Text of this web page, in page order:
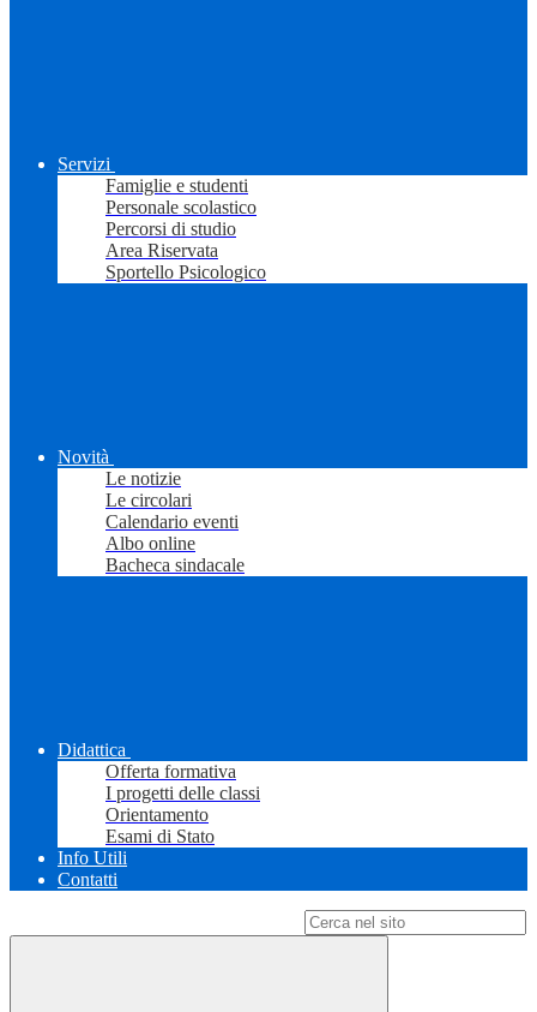
Servizi
Famiglie e studenti
Personale scolastico
Percorsi di studio
Area Riservata
Sportello Psicologico
Novità
Le notizie
Le circolari
Calendario eventi
Albo online
Bacheca sindacale
Didattica
Offerta formativa
I progetti delle classi
Orientamento
Esami di Stato
Info Utili
Contatti